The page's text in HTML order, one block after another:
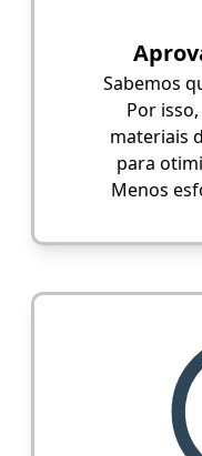
Sabemos
Por
materiais
para
Menos